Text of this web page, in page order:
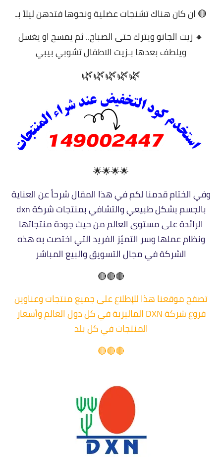
🔴 ان كان هناك تشنجات عضلية ونحوها فتدهن ليلاً بـ
🔸 زيت الجانو ويترك حتى الصباح.. ثم يمسح او يغسل
ويلطف بعدها بـزيت الاطفال تشوبي بيبي
🌿🌿🌿🌿🌿
🌟🌟🌟🌟
وفي الختام قدمنا لكم في هذا المقال شرحاً عن العناية
بالجسم بشكل طبيعي والتشافي بمنتجات شركة dxn
الرائدة على مستوى العالم من حيث جودة منتجاتها
ونظام عملها وسر التميّز الفريد التي اختصت به هذه
الشركة في مجال التسويق والبيع المباشر
🔴🔴🔴
تصفح موقعنا هذا للإطلاع على جميع منتجات وعناوين
فروع شركة DXN الماليزية في كل دول العالم وأسعار
المنتجات في كل بلد
🔴🔴🔴